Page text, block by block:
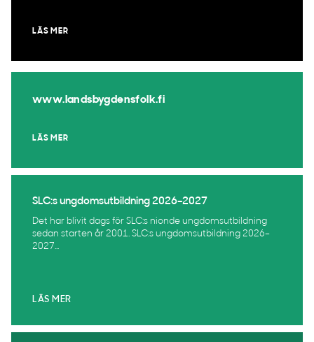
LÄS MER
www.landsbygdensfolk.fi
LÄS MER
SLC:s ungdomsutbildning 2026–2027
Det har blivit dags för SLC:s nionde ungdomsutbildning
sedan starten år 2001. SLC:s ungdomsutbildning 2026–
2027...
LÄS MER